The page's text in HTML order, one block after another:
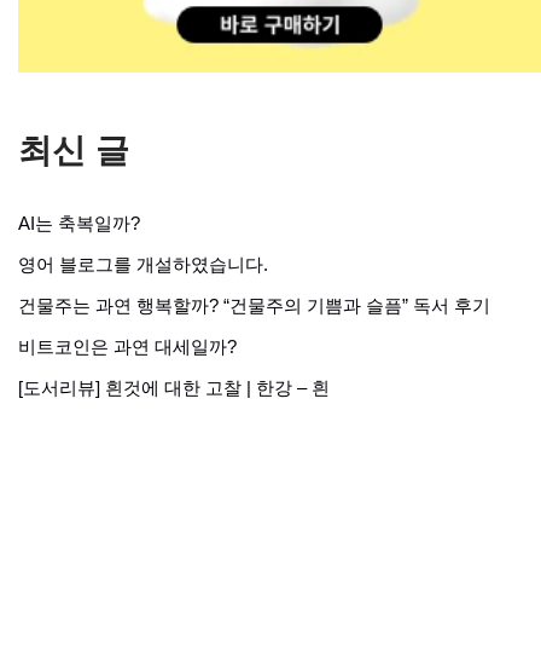
최신 글
AI는 축복일까?
영어 블로그를 개설하였습니다.
건물주는 과연 행복할까? “건물주의 기쁨과 슬픔” 독서 후기
비트코인은 과연 대세일까?
[도서리뷰] 흰것에 대한 고찰 | 한강 – 흰